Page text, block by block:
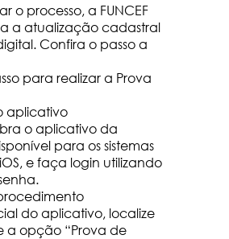
o processo, a FUNCEF
a atualização cadastral
Confira o passo a
para realizar a Prova
aplicativo
o aplicativo da
para os sistemas
e faça login utilizando
do aplicativo, localize
a opção “Prova de